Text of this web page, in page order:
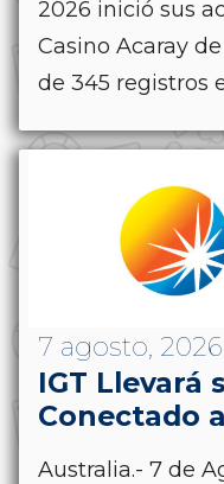
2026 inició sus
Casino Acaray
de 345 registros
7 agosto, 2026
IGT Llevará
Conectado
Australia.- 7 de